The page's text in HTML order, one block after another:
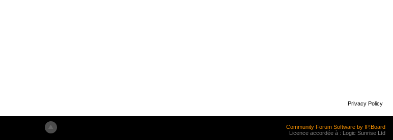
Privacy Policy
Community Forum Software by IP.Board
Licence accordée à : Logic Sunrise Ltd